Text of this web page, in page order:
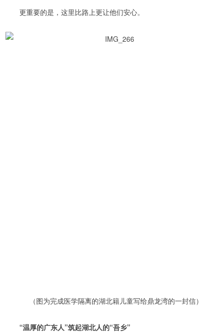
更重要的是，这里比路上更让他们安心。
（图为完成医学隔离的湖北籍儿童写给鼎龙湾的一封信）
“温厚的广东人”筑起湖北人的“吾乡”